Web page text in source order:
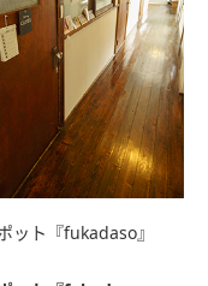
ット『fukadaso』